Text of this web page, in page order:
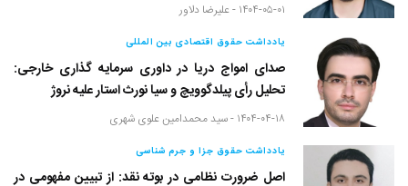
۱۴۰۴-۰۵-۰۱ - علیرضا دلاور
یادداشت حقوق اقتصادی بین المللی
صدای امواج دریا در داوری سرمایه گذاری خارجی:
تحلیل رأی پیلدگوویچ و سیا نورث استار علیه نروژ
۱۴۰۴-۰۴-۱۸ - سید محمدامین علوی شهری
یادداشت حقوق جزا و جرم شناسی
اصل ضرورت نظامی در بوته نقد: از تبیین مفهومی در